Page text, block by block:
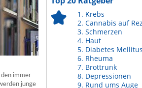
immer
junge
Krebs
Cannabis auf
Schmerzen
Haut
Diabetes Mellitus
Rheuma
Brottrunk
Depressionen
Rund ums Auge